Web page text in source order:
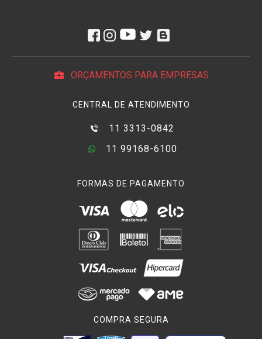
ORÇAMENTOS PARA EMPRESAS
CENTRAL DE ATENDIMENTO
11 3313-0842
11 99168-6100
FORMAS DE PAGAMENTO
COMPRA SEGURA